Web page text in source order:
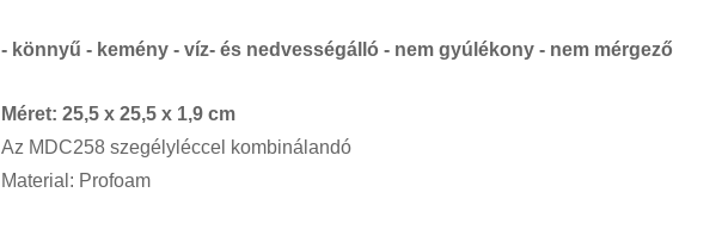
- könnyű - kemény - víz- és nedvességálló - nem gyúlékony - nem mérgező
Méret: 25,5 x 25,5 x 1,9 cm
Az MDC258 szegélyléccel kombinálandó
Material: Profoam